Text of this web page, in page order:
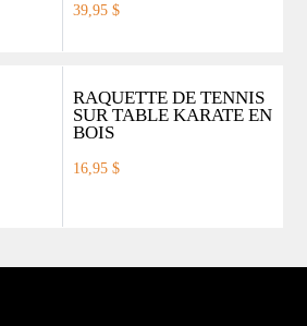
39,95 $
RAQUETTE DE TENNIS
SUR TABLE KARATE EN
BOIS
16,95 $